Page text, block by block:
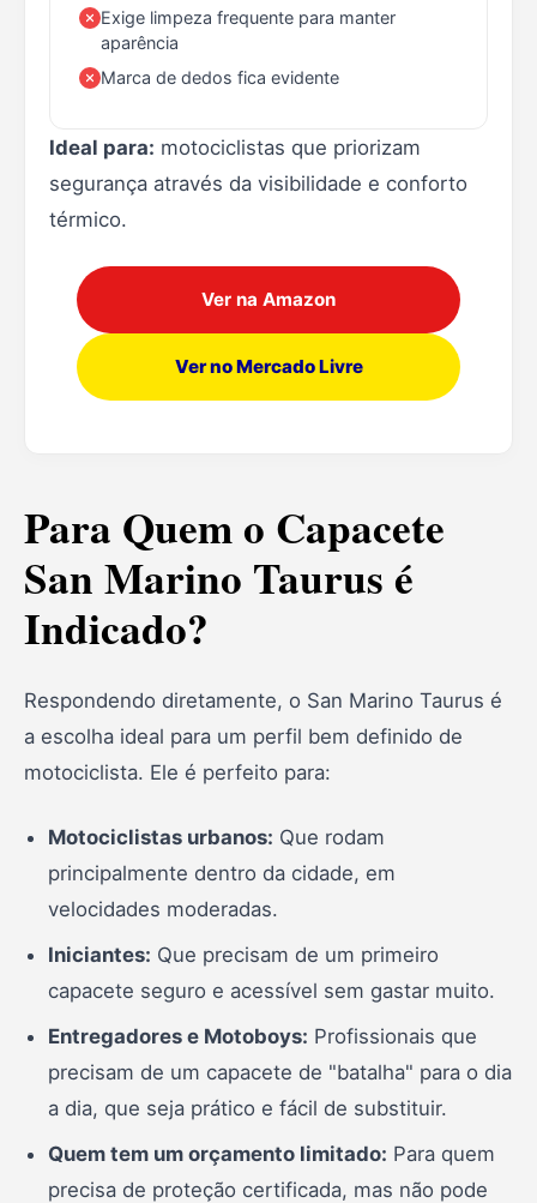
Exige limpeza frequente para manter
aparência
Marca de dedos fica evidente
Ideal para: motociclistas que priorizam
segurança através da visibilidade e conforto
térmico.
Ver na Amazon
Ver no Mercado Livre
Para Quem o Capacete
San Marino Taurus é
Indicado?
Respondendo diretamente, o San Marino Taurus é
a escolha ideal para um perfil bem definido de
motociclista. Ele é perfeito para:
Motociclistas urbanos: Que rodam
principalmente dentro da cidade, em
velocidades moderadas.
Iniciantes: Que precisam de um primeiro
capacete seguro e acessível sem gastar muito.
Entregadores e Motoboys: Profissionais que
precisam de um capacete de "batalha" para o dia
a dia, que seja prático e fácil de substituir.
Quem tem um orçamento limitado: Para quem
precisa de proteção certificada, mas não pode